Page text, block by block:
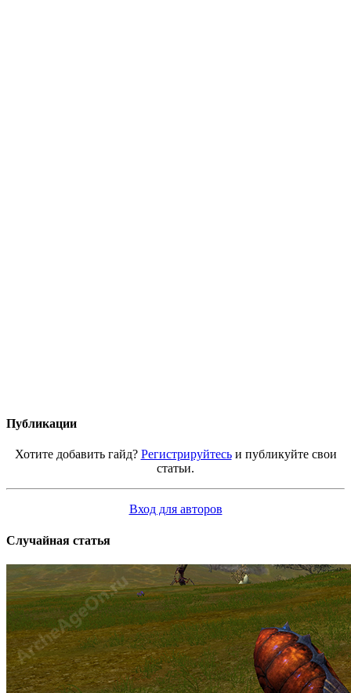
Публикации
Хотите добавить гайд? Регистрируйтесьи публикуйте свои
статьи.
Вход для авторов
Случайная статья